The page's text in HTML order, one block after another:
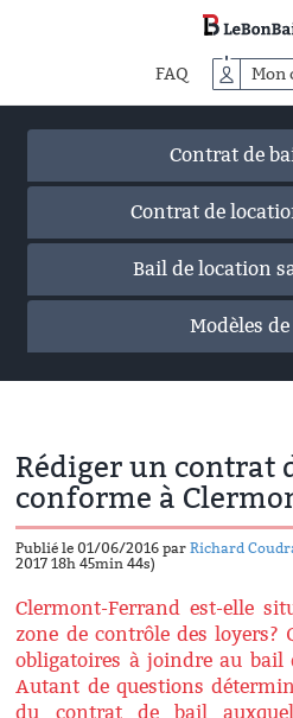
FAQ Mon
Contrat de
Contrat de
Bail de location
Modèles
Rédiger un contrat
conforme à
Publié le 01/06/2016 parRichard
2017 18h 45min 44s)
Clermont-Ferrand est-elle
zone de contrôle des loyers?
obligatoires à joindre au bail
Autant de questions
du contrat de bail